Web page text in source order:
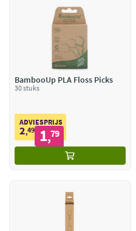
BambooUp PLA Floss Picks
30 stuks
ADVIESPRIJS
2,49 1,79